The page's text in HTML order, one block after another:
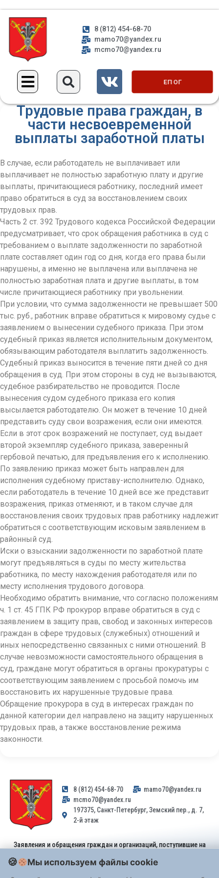
8 (812) 454-68-70
mamo70@yandex.ru
mcmo70@yandex.ru
ЕП ОГ
Трудовые права граждан, в
части несвоевременной
выплаты заработной платы
В случае, если работодатель не выплачивает или
выплачивает не полностью заработную плату и другие
выплаты, причитающиеся работнику, последний имеет
право обратиться в суд за восстановлением своих
трудовых прав.
Часть 2 ст. 392 Трудового кодекса Российской Федерации
предусматривает, что срок обращения работника в суд с
требованием о выплате задолженности по заработной
плате составляет один год со дня, когда его права были
нарушены, а именно не выплачена или выплачена не
полностью заработная плата и другие выплаты, в том
числе причитающиеся работнику при увольнении.
При условии, что сумма задолженности не превышает 500
тыс. руб., работник вправе обратиться к мировому судье с
заявлением о вынесении судебного приказа. При этом
судебный приказ является исполнительным документом,
обязывающим работодателя выплатить задолженность.
Судебный приказ выносится в течение пяти дней со дня
обращения в суд. При этом стороны в суд не вызываются,
судебное разбирательство не проводится. После
вынесения судом судебного приказа его копия
высылается работодателю. Он может в течение 10 дней
представить суду свои возражения, если они имеются.
Если в этот срок возражений не поступает, суд выдает
второй экземпляр судебного приказа, заверенный
гербовой печатью, для предъявления его к исполнению.
По заявлению приказ может быть направлен для
исполнения судебному приставу-исполнителю. Однако,
если работодатель в течение 10 дней все же представит
возражения, приказ отменяют, и в таком случае для
восстановления своих трудовых прав работнику надлежит
обратиться с соответствующим исковым заявлением в
районный суд.
Иски о взыскании задолженности по заработной плате
могут предъявляться в суды по месту жительства
работника, по месту нахождения работодателя или по
месту исполнения трудового договора.
Необходимо обратить внимание, что согласно положениям
ч. 1 ст. 45 ГПК РФ прокурор вправе обратиться в суд с
заявлением в защиту прав, свобод и законных интересов
граждан в сфере трудовых (служебных) отношений и
иных непосредственно связанных с ними отношений. В
случае невозможности самостоятельного обращения в
суд, граждане могут обратиться в органы прокуратуры с
соответствующим заявлением с просьбой помочь им
восстановить их нарушенные трудовые права.
Обращение прокурора в суд в интересах граждан по
данной категории дел направлено на защиту нарушенных
трудовых прав, а также восстановление режима
законности.
8 (812) 454-68-70
mamo70@yandex.ru
mcmo70@yandex.ru
197375, Санкт-Петербург, Земский пер., д. 7,
2-й этаж
Заявления и обращения граждан и организаций, поступившие на
Федерального закона от 02.05.2006 № 59-ФЗ. Обращения
принимаются только: по почте, черезпортал «Госуслуги» (ЕПГУ)
Мы используем файлы cookie